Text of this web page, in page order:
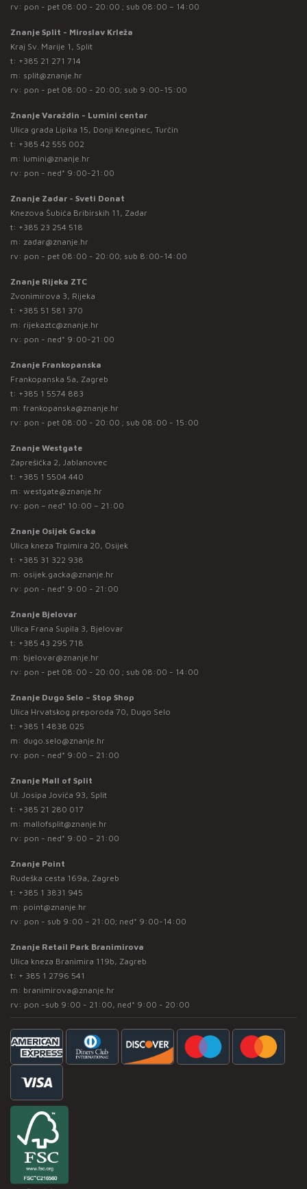
rv: pon - pet 08:00 - 20:00 ; sub 08:00 – 14:00
Znanje Split - Miroslav Krleža
Kraj Sv. Marije 1, Split
t: +385 21 271 714
m: split@znanje.hr
rv: pon - pet 08:00 - 20:00; sub 9:00-15:00
Znanje Varaždin - Lumini centar
Ulica grada Lipika 15, Donji Kneginec, Turčin
t: +385 42 555 002
m: lumini@znanje.hr
rv: pon - ned* 9:00-21:00
Znanje Zadar - Sveti Donat
Knezova Šubića Bribirskih 11, Zadar
t: +385 23 254 518
m: zadar@znanje.hr
rv: pon - pet 08:00 - 20:00; sub 8:00-14:00
Znanje Rijeka ZTC
Zvonimirova 3, Rijeka
t: +385 51 581 370
m: rijekaztc@znanje.hr
rv: pon - ned* 9:00-21:00
Znanje Frankopanska
Frankopanska 5a, Zagreb
t: +385 1 5574 883
m: frankopanska@znanje.hr
rv: pon - pet 08:00 - 20:00 ; sub 08:00 - 15:00
Znanje Westgate
Zaprešićka 2, Jablanovec
t: +385 1 5504 440
m: westgate@znanje.hr
rv: pon – ned* 10:00 – 21:00
Znanje Osijek Gacka
Ulica kneza Trpimira 20, Osijek
t: +385 31 322 938
m: osijek.gacka@znanje.hr
rv: pon - ned* 9:00 - 21:00
Znanje Bjelovar
Ulica Frana Supila 3, Bjelovar
t: +385 43 295 718
m: bjelovar@znanje.hr
rv: pon - pet 08:00 - 20:00 ; sub 08:00 - 14:00
Znanje Dugo Selo – Stop Shop
Ulica Hrvatskog preporoda 70, Dugo Selo
t: +385 1 4838 025
m: dugo.selo@znanje.hr
rv: pon - ned* 9:00 – 21:00
Znanje Mall of Split
Ul. Josipa Jovića 93, Split
t: +385 21 280 017
m: mallofsplit@znanje.hr
rv: pon - ned* 9:00 – 21:00
Znanje Point
Rudeška cesta 169a, Zagreb
t: +385 1 3831 945
m: point@znanje.hr
rv: pon - sub 9:00 – 21:00; ned* 9:00-14:00
Znanje Retail Park Branimirova
Ulica kneza Branimira 119b, Zagreb
t: + 385 1 2796 541
m: branimirova@znanje.hr
rv: pon -sub 9:00 - 21:00, ned* 9:00 - 20:00